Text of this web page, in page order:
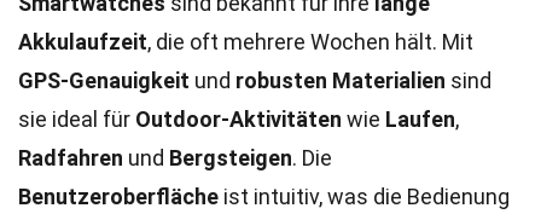
Akkulaufzeit, die oft mehrere Wochen hält. Mit
GPS-Genauigkeit und robusten Materialien sind
sie ideal für Outdoor-Aktivitäten wie Laufen,
Radfahren und Bergsteigen. Die
Benutzeroberfläche ist intuitiv, was die Bedienung